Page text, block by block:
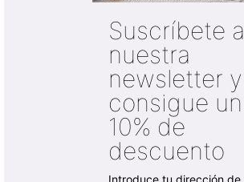
Suscríbete a
nuestra
newsletter y
consigue un
10% de
descuento